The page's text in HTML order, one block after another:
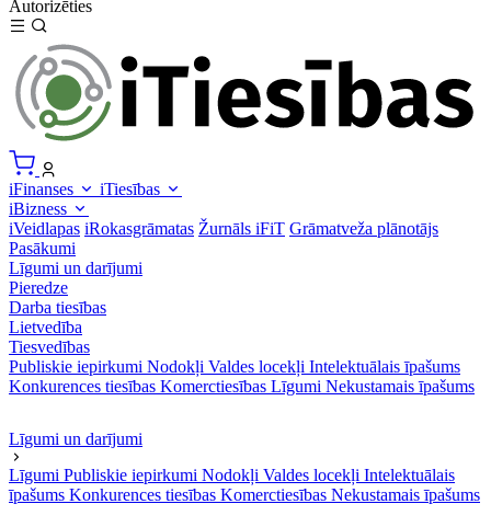
Autorizēties
iFinanses
iTiesības
iBizness
iVeidlapas iRokasgrāmatas Žurnāls iFiT Grāmatveža plānotājs
Pasākumi
Līgumi un darījumi
Pieredze
Darba tiesības
Lietvedība
Tiesvedības
Publiskie iepirkumi Nodokļi Valdes locekļi Intelektuālais īpašums
Konkurences tiesības Komerctiesības Līgumi Nekustamais īpašums
Līgumi un darījumi
Līgumi Publiskie iepirkumi Nodokļi Valdes locekļi Intelektuālais
īpašums Konkurences tiesības Komerctiesības Nekustamais īpašums